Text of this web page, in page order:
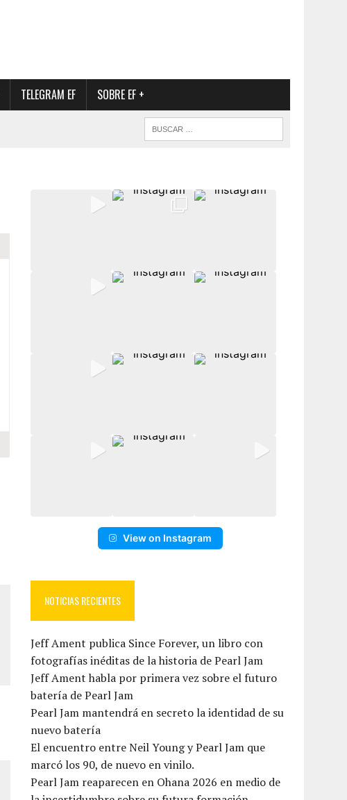
TELEGRAM EF SOBRE EF +
View on Instagram
NOTICIAS RECIENTES
Jeff Ament publica Since Forever, un libro con
fotografías inéditas de la historia de Pearl Jam
Jeff Ament habla por primera vez sobre el futuro
batería de Pearl Jam
Pearl Jam mantendrá en secreto la identidad de su
nuevo batería
El encuentro entre Neil Young y Pearl Jam que
marcó los 90, de nuevo en vinilo.
Pearl Jam reaparecen en Ohana 2026 en medio de